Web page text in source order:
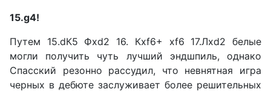
15.g4!
Путем 15.dК5 Фxd2 16. Кxf6+ xf6 17.Лxd2 белые
могли полу­чить чуть лучший эндшпиль, однако
Спасский резонно рас­судил, что невнятная игра
чер­ных в дебюте заслуживает бо­лее решительных